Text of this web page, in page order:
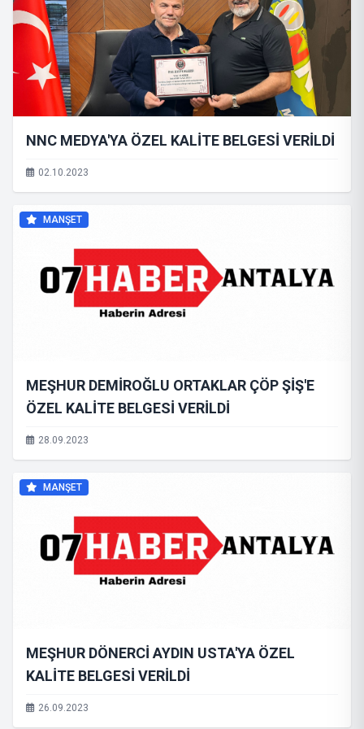
NNC MEDYA'YA ÖZEL KALİTE BELGESİ VERİLDİ
02.10.2023
MANŞET
MEŞHUR DEMİROĞLU ORTAKLAR ÇÖP ŞİŞ'E
ÖZEL KALİTE BELGESİ VERİLDİ
28.09.2023
MANŞET
MEŞHUR DÖNERCİ AYDIN USTA'YA ÖZEL
KALİTE BELGESİ VERİLDİ
26.09.2023